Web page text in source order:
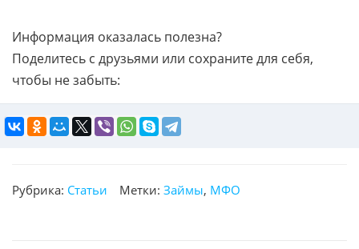
Информация оказалась полезна?
Поделитесь с друзьями или сохраните для себя,
чтобы не забыть:
Рубрика: Статьи Метки: Займы, МФО